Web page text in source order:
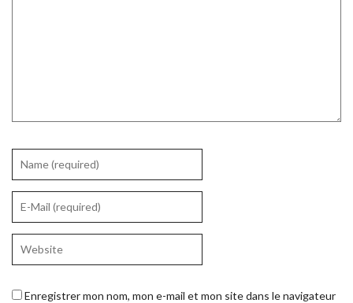
Enregistrer mon nom, mon e-mail et mon site dans le navigateur